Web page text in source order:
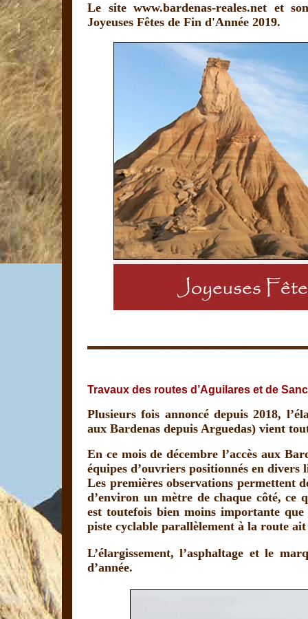
Le site www.bardenas-reales.net et
Joyeuses Fêtes de Fin d'Année 2019.
Travaux des routes d’Aguilares et de
Plusieurs fois annoncé depuis 2018,
aux Bardenas depuis Arguedas) vient
En ce mois de décembre l’accès aux
équipes d’ouvriers positionnés en divers
Les premières observations permettent
d’environ un mètre de chaque côté, ce
est toutefois bien moins importante
piste cyclable parallèlement à la route
L’élargissement, l’asphaltage et le
d’année.